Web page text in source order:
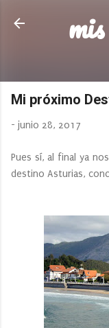
Mi próximo
- junio 28, 2017
Pues sí, al final ya
destino Asturias,